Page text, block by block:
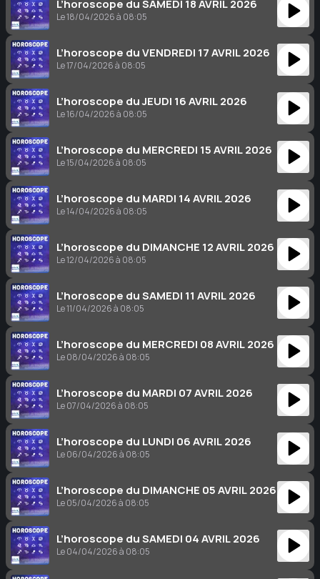
L’horoscope du SAMEDI 18 AVRIL 2026
Le 18/04/2026 à 08:05
L’horoscope du VENDREDI 17 AVRIL 2026
Le 17/04/2026 à 08:05
L’horoscope du JEUDI 16 AVRIL 2026
Le 16/04/2026 à 08:05
L’horoscope du MERCREDI 15 AVRIL 2026
Le 15/04/2026 à 08:05
L’horoscope du MARDI 14 AVRIL 2026
Le 14/04/2026 à 08:05
L’horoscope du DIMANCHE 12 AVRIL 2026
Le 12/04/2026 à 08:05
L’horoscope du SAMEDI 11 AVRIL 2026
Le 11/04/2026 à 08:05
L’horoscope du MERCREDI 08 AVRIL 2026
Le 08/04/2026 à 08:05
L’horoscope du MARDI 07 AVRIL 2026
Le 07/04/2026 à 08:05
L’horoscope du LUNDI 06 AVRIL 2026
Le 06/04/2026 à 08:05
L’horoscope du DIMANCHE 05 AVRIL 2026
Le 05/04/2026 à 08:05
L’horoscope du SAMEDI 04 AVRIL 2026
Le 04/04/2026 à 08:05